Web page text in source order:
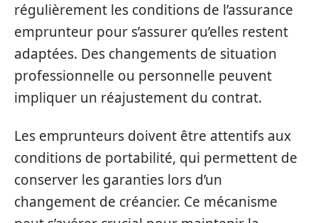
régulièrement les conditions de l’assurance
emprunteur pour s’assurer qu’elles restent
adaptées. Des changements de situation
professionnelle ou personnelle peuvent
impliquer un réajustement du contrat.
Les emprunteurs doivent être attentifs aux
conditions de portabilité, qui permettent de
conserver les garanties lors d’un
changement de créancier. Ce mécanisme